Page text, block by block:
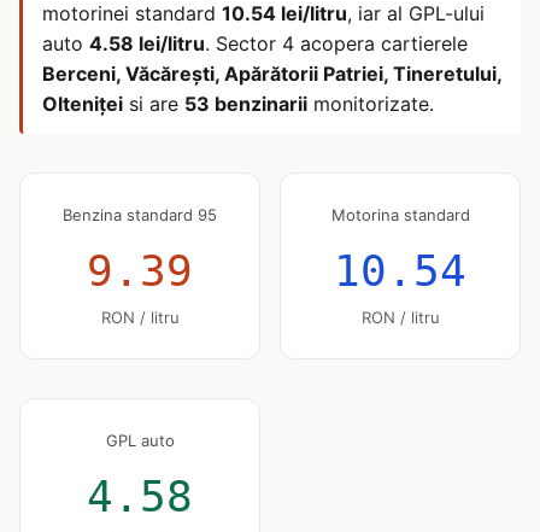
motorinei standard 10.54 lei/litru, iar al GPL-ului
auto 4.58 lei/litru. Sector 4 acopera cartierele
Berceni, Văcărești, Apărătorii Patriei, Tineretului,
Olteniței si are 53 benzinarii monitorizate.
Benzina standard 95
9.39
RON / litru
Motorina standard
10.54
RON / litru
GPL auto
4.58